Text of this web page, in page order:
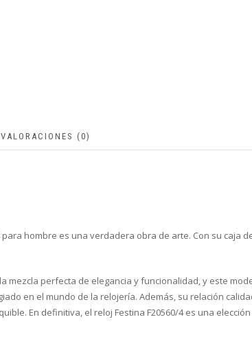
VALORACIONES (0)
para hombre es una verdadera obra de arte. Con su
mezcla perfecta de elegancia y funcionalidad, y este
en el mundo de la relojería. Además, su relación
En definitiva, el reloj Festina F20560/4 es una